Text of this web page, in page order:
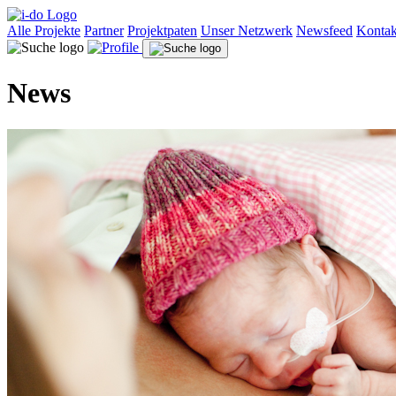
Alle Projekte Partner Projektpaten Unser Netzwerk Newsfeed
News